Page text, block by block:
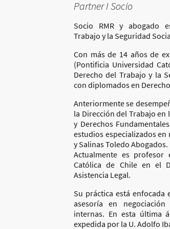
Partner I Socio
Socio RMR y abogado
Trabajo y la Seguridad
Con más de 14 años de
(Pontificia Universidad
Derecho del Trabajo y la
con diplomados en
Anteriormente se
la Dirección del Trabajo en
y Derechos
estudios especializados en
y Salinas Toledo Abogados.
Actualmente es profesor
Católica de Chile en el
Asistencia Legal.
Su práctica está
asesoría en
internas. En esta última
expedida por la U. Adolfo